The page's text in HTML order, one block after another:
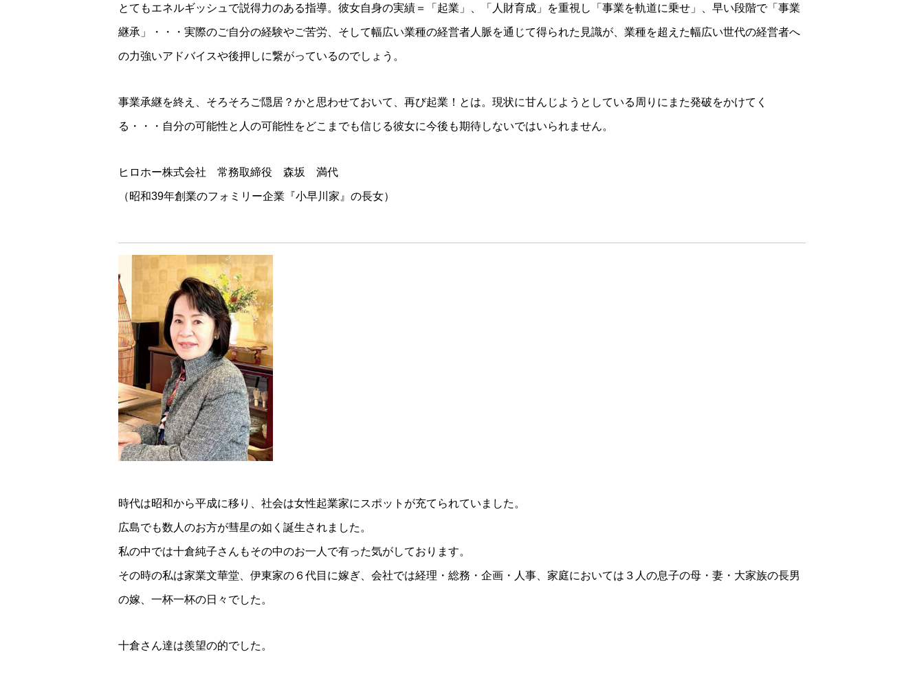
とてもエネルギッシュで説得力のある指導。彼女自身の実績＝「起業」、「人財育成」を重視し「事業を軌道に乗せ」、早い段階で「事業
継承」・・・実際のご自分の経験やご苦労、そして幅広い業種の経営者人脈を通じて得られた見識が、業種を超えた幅広い世代の経営者へ
の力強いアドバイスや後押しに繋がっているのでしょう。
事業承継を終え、そろそろご隠居？かと思わせておいて、再び起業！とは。現状に甘んじようとしている周りにまた発破をかけてく
る・・・自分の可能性と人の可能性をどこまでも信じる彼女に今後も期待しないではいられません。
ヒロホー株式会社 常務取締役 森坂 満代
（昭和39年創業のフォミリー企業『小早川家』の長女）
時代は昭和から平成に移り、社会は女性起業家にスポットが充てられていました。
広島でも数人のお方が彗星の如く誕生されました。
私の中では十倉純子さんもその中のお一人で有った気がしております。
その時の私は家業文華堂、伊東家の６代目に嫁ぎ、会社では経理・総務・企画・人事、家庭においては３人の息子の母・妻・大家族の長男
の嫁、一杯一杯の日々でした。
十倉さん達は羨望の的でした。